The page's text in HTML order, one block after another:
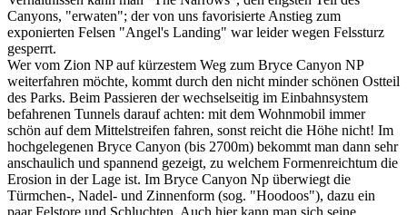
Canyons, "erwaten"; der von uns favorisierte Anstieg zum
exponierten Felsen "Angel's Landing" war leider wegen Felssturz
gesperrt.
Wer vom Zion NP auf kürzestem Weg zum Bryce Canyon NP
weiterfahren möchte, kommt durch den nicht minder schönen Ostteil
des Parks. Beim Passieren der wechselseitig im Einbahnsystem
befahrenen Tunnels darauf achten: mit dem Wohnmobil immer
schön auf dem Mittelstreifen fahren, sonst reicht die Höhe nicht! Im
hochgelegenen Bryce Canyon (bis 2700m) bekommt man dann sehr
anschaulich und spannend gezeigt, zu welchem Formenreichtum die
Erosion in der Lage ist. Im Bryce Canyon Np überwiegt die
Türmchen-, Nadel- und Zinnenform (sog. "Hoodoos"), dazu ein
paar Felstore und Schluchten. Auch hier kann man sich seine